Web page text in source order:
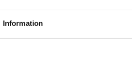
Information